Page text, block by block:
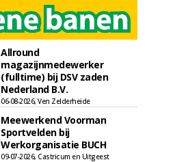
Allround
magazijnmedewerker
(fulltime) bij DSV zaden
Nederland B.V.
06-08-2026, Ven Zelderheide
Meewerkend Voorman
Sportvelden bij
Werkorganisatie BUCH
09-07-2026, Castricum en Uitgeest